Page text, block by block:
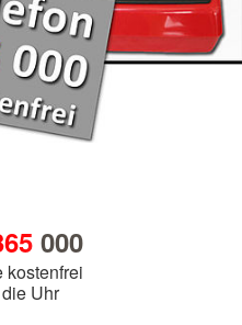
000
kostenfrei
Uhr